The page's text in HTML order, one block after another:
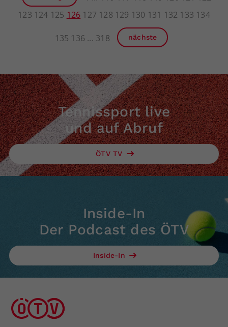
123 124 125 126 127 128 129 130 131 132 133 134
135 136 318 nächste
Tennissport live
und auf Abruf
ÖTV TV
Inside-In
Der Podcast des ÖTV
Inside-In